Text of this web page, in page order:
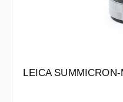
LEICA